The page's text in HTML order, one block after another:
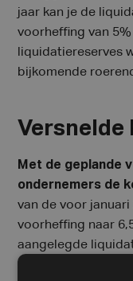
jaar kan je de
voorheffing van
liquidatiereserves
bijkomende
Versnelde
Met de geplande
ondernemers de
van de voor
voorheffing naar
aangelegde
5%.